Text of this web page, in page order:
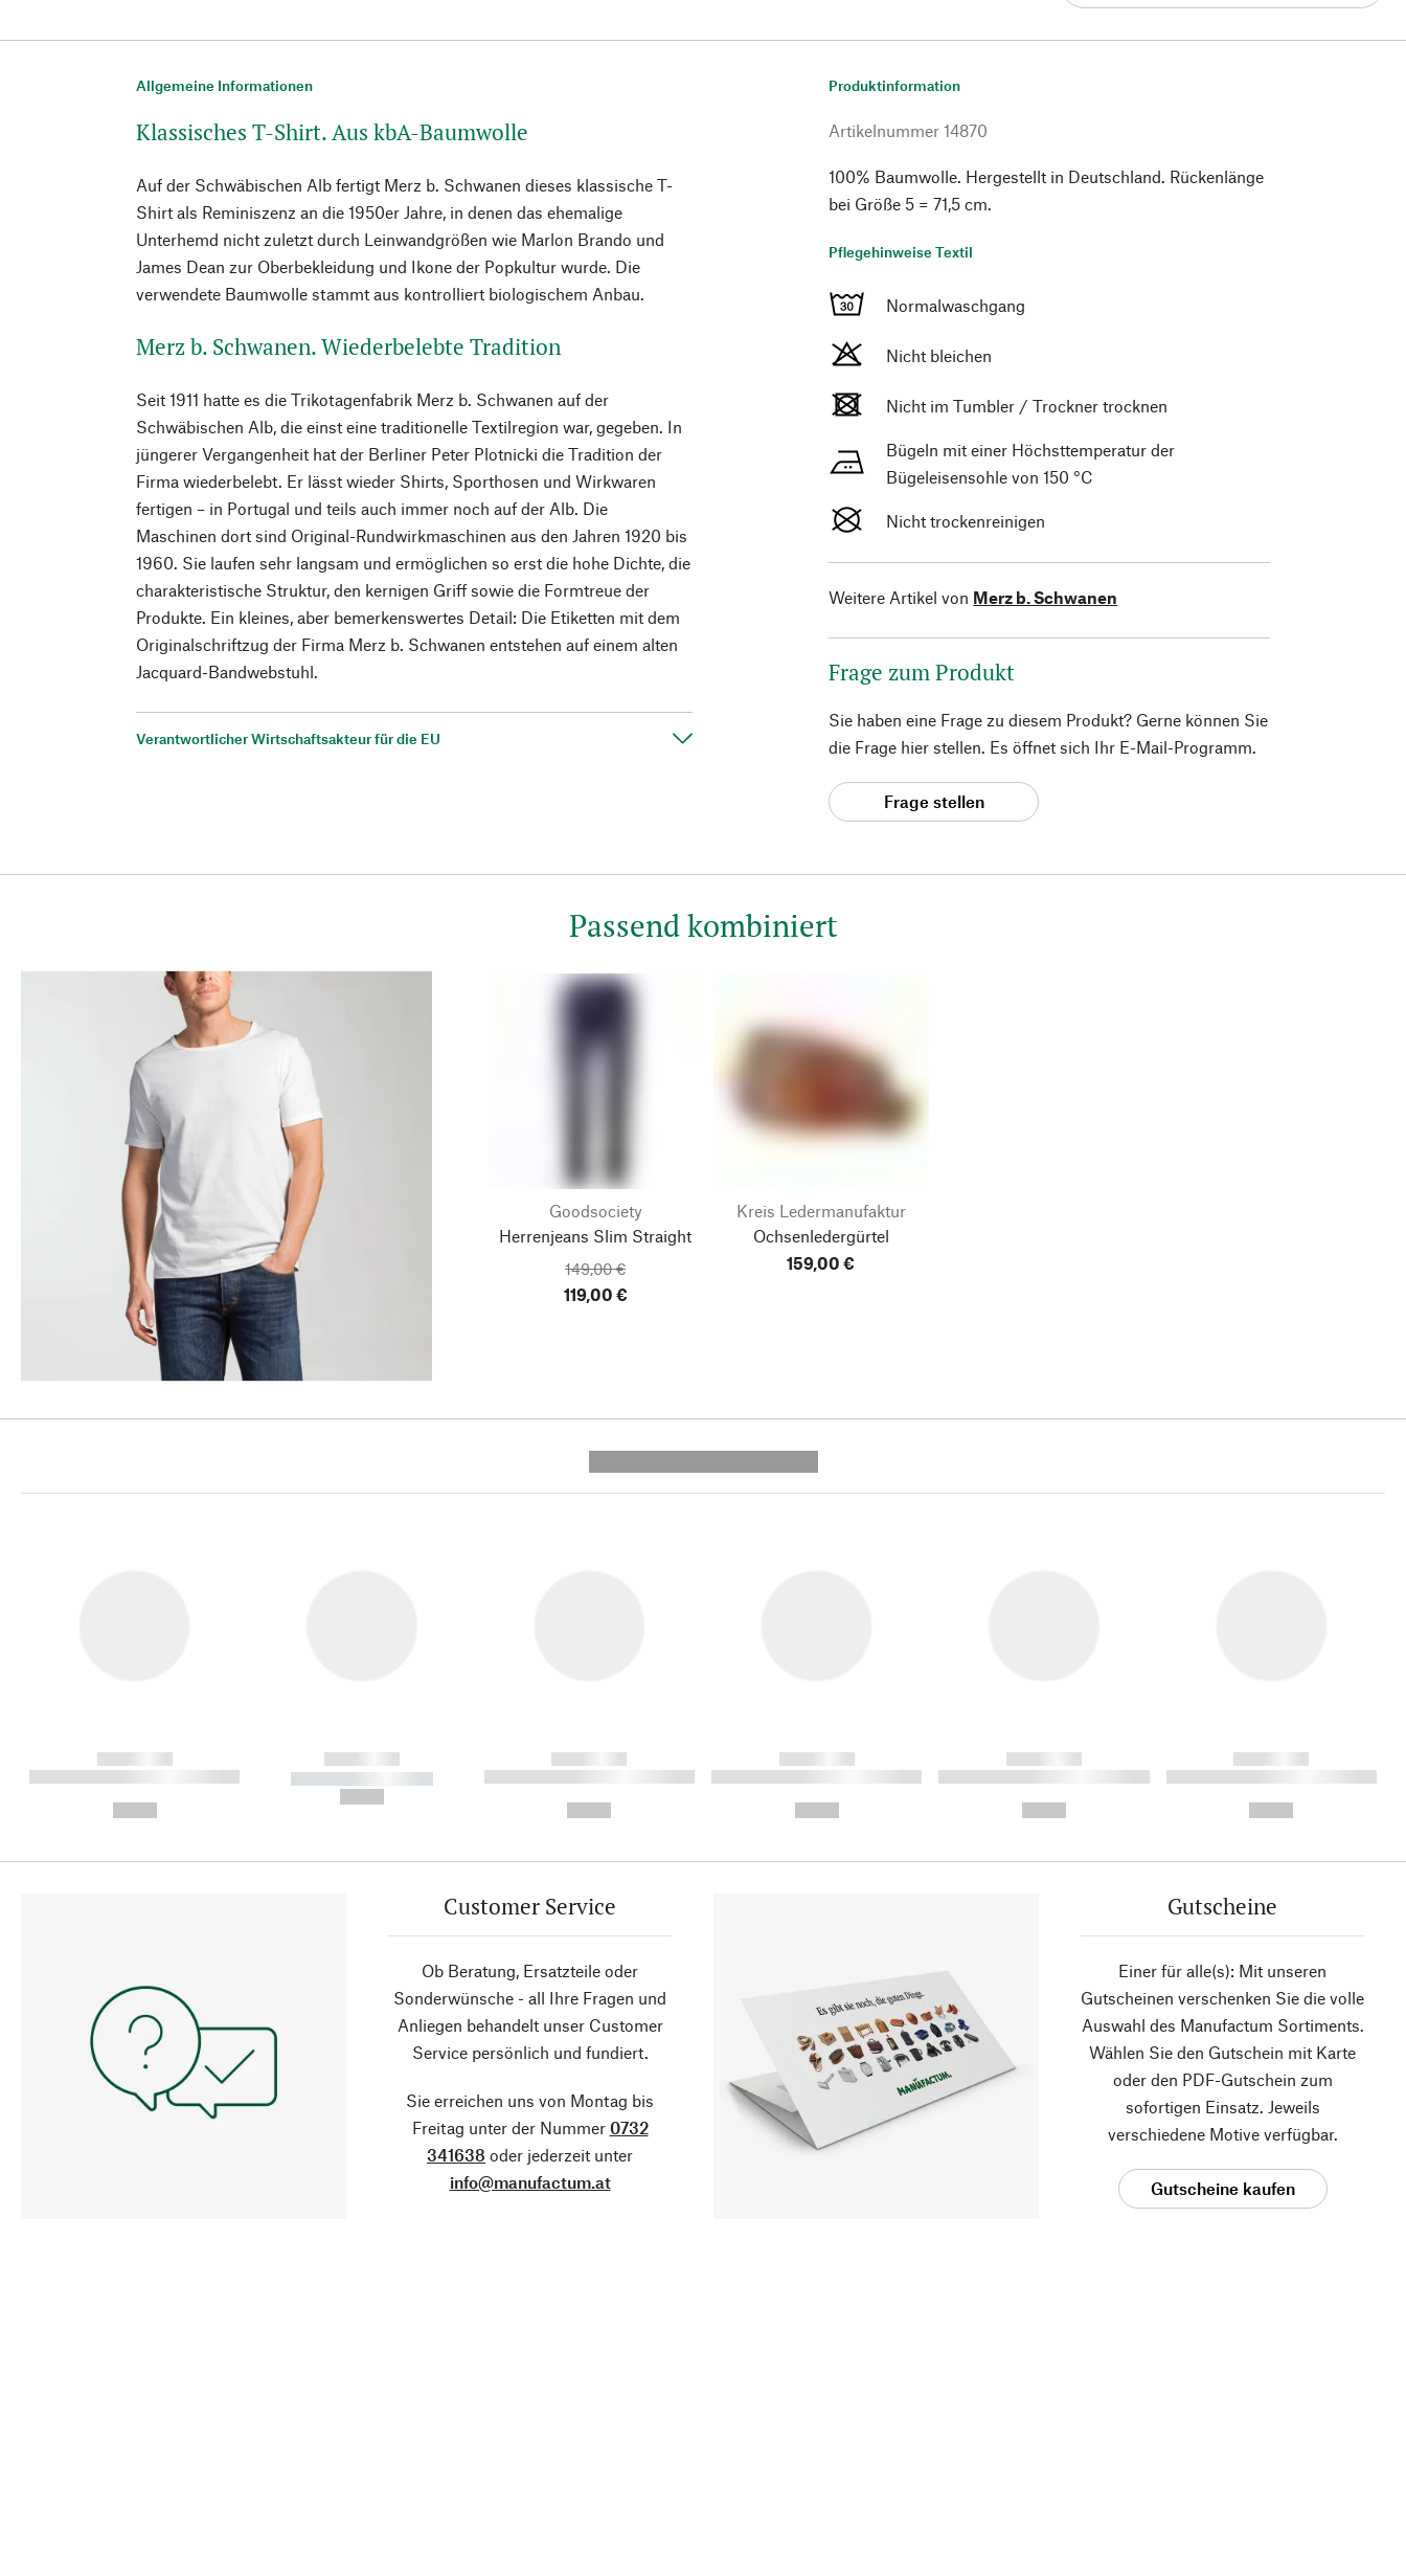
Allgemeine Informationen
Klassisches T-Shirt. Aus kbA-Baumwolle
Auf der Schwäbischen Alb fertigt Merz b. Schwanen dieses klassische T-
Shirt als Reminiszenz an die 1950er Jahre, in denen das ehemalige
Unterhemd nicht zuletzt durch Leinwandgrößen wie Marlon Brando und
James Dean zur Oberbekleidung und Ikone der Popkultur wurde. Die
verwendete Baumwolle stammt aus kontrolliert biologischem Anbau.
Merz b. Schwanen. Wiederbelebte Tradition
Seit 1911 hatte es die Trikotagenfabrik Merz b. Schwanen auf der
Schwäbischen Alb, die einst eine traditionelle Textilregion war, gegeben. In
jüngerer Vergangenheit hat der Berliner Peter Plotnicki die Tradition der
Firma wiederbelebt. Er lässt wieder Shirts, Sporthosen und Wirkwaren
fertigen – in Portugal und teils auch immer noch auf der Alb. Die
Maschinen dort sind Original-Rundwirkmaschinen aus den Jahren 1920 bis
1960. Sie laufen sehr langsam und ermöglichen so erst die hohe Dichte, die
charakteristische Struktur, den kernigen Griff sowie die Formtreue der
Produkte. Ein kleines, aber bemerkenswertes Detail: Die Etiketten mit dem
Originalschriftzug der Firma Merz b. Schwanen entstehen auf einem alten
Jacquard-Bandwebstuhl.
Verantwortlicher Wirtschaftsakteur für die EU
Produktinformation
Artikelnummer 14870
100% Baumwolle. Hergestellt in Deutschland. Rückenlänge
bei Größe 5 = 71,5 cm.
Pflegehinweise Textil
Normalwaschgang
Nicht bleichen
Nicht im Tumbler / Trockner trocknen
Bügeln mit einer Höchsttemperatur der
Bügeleisensohle von 150 °C
Nicht trockenreinigen
Weitere Artikel von Merz b. Schwanen
Frage zum Produkt
Sie haben eine Frage zu diesem Produkt? Gerne können Sie
die Frage hier stellen. Es öffnet sich Ihr E-Mail-Programm.
Frage stellen
Passend kombiniert
Goodsociety
Herrenjeans Slim Straight
149,00 €
119,00 €
Kreis Ledermanufaktur
Ochsenledergürtel
159,00 €
------------
----------- ----------- ----------
------------
----------- -----------
------------
----------- ----------- ----------
------------
----------- ----------- ----------
------------
----------- ----------- ----------
------------
----------- ----------- ----------
Customer Service
Ob Beratung, Ersatzteile oder
Sonderwünsche - all Ihre Fragen und
Anliegen behandelt unser Customer
Service persönlich und fundiert.
Sie erreichen uns von Montag bis
Freitag unter der Nummer 0732
341638 oder jederzeit unter
info@manufactum.at
Gutscheine
Einer für alle(s): Mit unseren
Gutscheinen verschenken Sie die volle
Auswahl des Manufactum Sortiments.
Wählen Sie den Gutschein mit Karte
oder den PDF-Gutschein zum
sofortigen Einsatz. Jeweils
verschiedene Motive verfügbar.
Gutscheine kaufen